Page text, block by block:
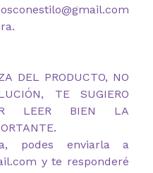
DEL PRODUCTO, NO
TE SUGIERO
LEER BIEN LA
podes enviarla a
y te responderé